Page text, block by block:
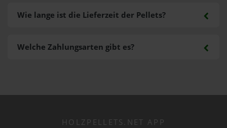
Welche Zahlungsarten gibt es?
Wie lange ist die Lieferzeit der Pellets?
HOLZPELLETS.NET APP